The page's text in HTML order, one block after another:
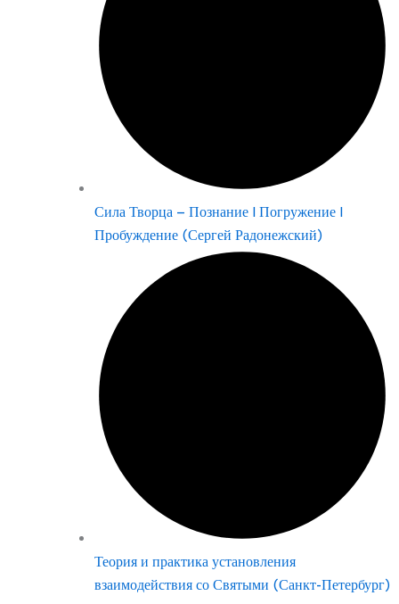
Сила Творца – Познание | Погружение |
Пробуждение (Сергей Радонежский)
Теория и практика установления
взаимодействия со Святыми (Санкт-Петербург)